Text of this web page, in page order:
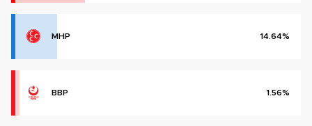
MHP 14.64%
BBP 1.56%